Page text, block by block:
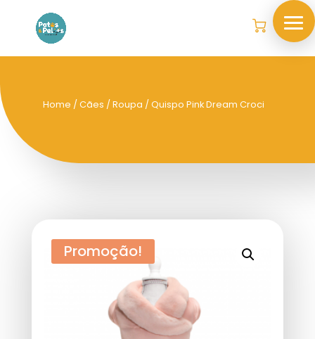
Home /Cães /Roupa / Quispo Pink Dream Croci
Promoção!